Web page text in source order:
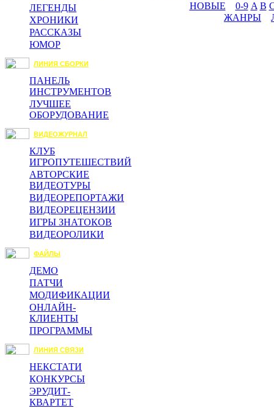
ЛЕГЕНДЫ
ХРОНИКИ
РАССКАЗЫ
ЮМОР
ЛИНИЯ СБОРКИ
ПАНЕЛЬ
ИНСТРУМЕНТОВ
ЛУЧШЕЕ
ОБОРУДОВАНИЕ
ВИДЕОЖУРНАЛ
КЛУБ
ИГРОПУТЕШЕСТВИЙ
АВТОРСКИЕ
ВИДЕОТУРЫ
ВИДЕОРЕПОРТАЖИ
ВИДЕОРЕЦЕНЗИИ
ИГРЫ ЗНАТОКОВ
ВИДЕОРОЛИКИ
ФАЙЛЫ
ДЕМО
ПАТЧИ
МОДИФИКАЦИИ
ОНЛАЙН-
КЛИЕНТЫ
ПРОГРАММЫ
ЛИНИЯ СВЯЗИ
НЕКСТАТИ
КОНКУРСЫ
ЭРУДИТ-
КВАРТЕТ
НОВЫЕ 0-9 A B
ЖАНРЫ